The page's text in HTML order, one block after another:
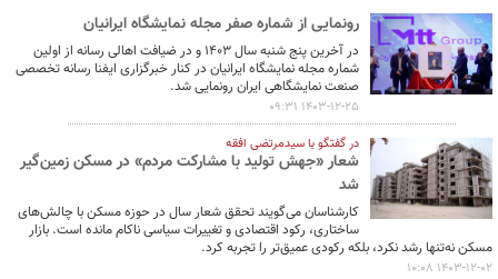
رونمایی از شماره صفر مجله نمایشگاه ایرانیان
در آخرین پنج شنبه سال 1403 و در ضیافت اهالی رسانه از اولین
شماره مجله نمایشگاه ایرانیان در کنار خبرگزاری ایفنا رسانه تخصصی
صنعت نمایشگاهی ایران رونمایی شد.
1403-12-25 09:31
در گفتگو با سیدمرتضی افقه
شعار «جهش تولید با مشارکت مردم» در مسکن زمین‌گیر
شد
کارشناسان می‌گویند تحقق شعار سال در حوزه مسکن با چالش‌های
ساختاری، رکود اقتصادی و تغییرات سیاسی ناکام مانده است. بازار
مسکن نه‌تنها رشد نکرد، بلکه رکودی عمیق‌تر را تجربه کرد.
1403-12-02 10:08